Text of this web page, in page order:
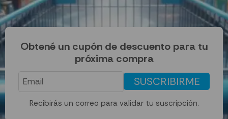
Obtené un cupón de descuento para tu
próxima compra
SUSCRIBIRME
Recibirás un correo para validar tu suscripción.